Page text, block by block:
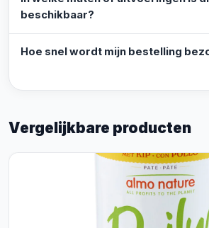
beschikbaar?
Hoe snel wordt mijn bestelling
Vergelijkbare producten